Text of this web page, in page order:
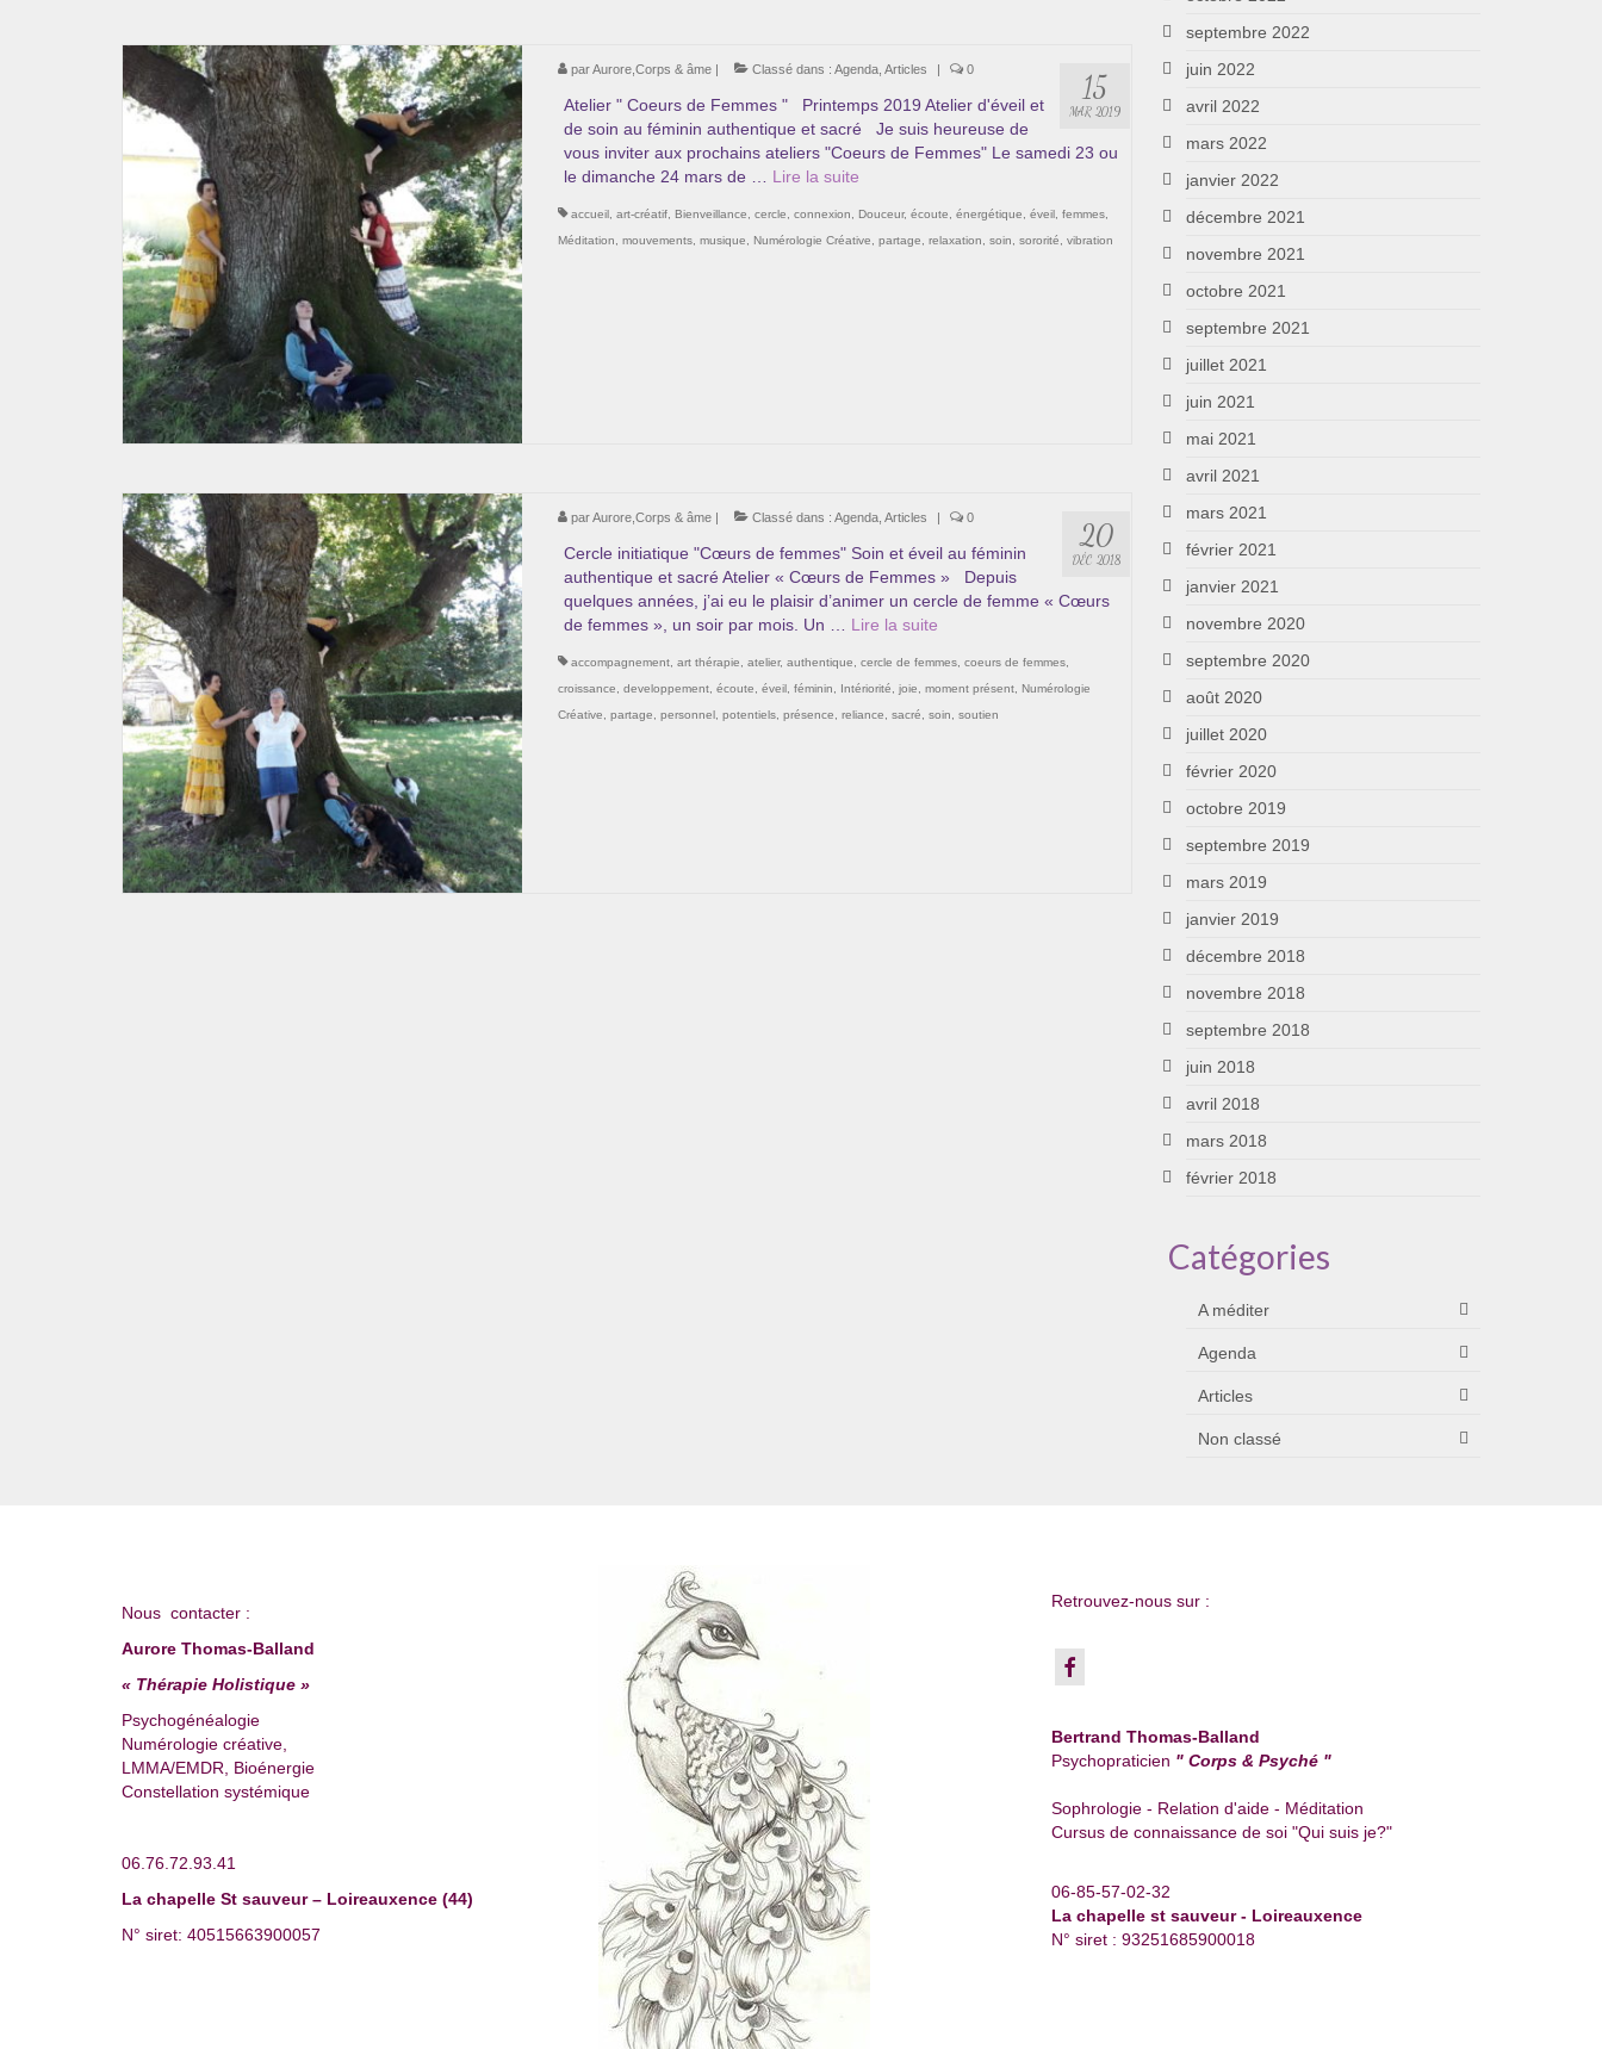
15
MAR 2019
parAurore,Corps & âme| Classé dans : Agenda, Articles | 0
Atelier " Coeurs de Femmes " Printemps 2019 Atelier d'éveil et
de soin au féminin authentique et sacré Je suis heureuse de
vous inviter aux prochains ateliers "Coeurs de Femmes" Le samedi 23 ou
le dimanche 24 mars de … Lire la suite­­
accueil, art-créatif, Bienveillance cercle connexion Douceur, écoute énergétique éveil, femmes,
Méditation
mouvements, musique Numérologie Créative partage relaxation soin sororité vibration
20
DÉC 2018
parAurore,Corps & âme| Classé dans : Agenda, Articles 0
Cercle initiatique "Cœurs de femmes" Soin et éveil au féminin
authentique et sacré Atelier « Cœurs de Femmes » Depuis
quelques années, j’ai eu le plaisir d’animer un cercle de femme « Cœurs
de femmes », un soir par mois. Un … Lire la suite­­
accompagnement, art thérapie, atelier, authentique, cercle de femmes, coeurs de femmes,
croissance, developpement, écoute, éveil, féminin, Intériorité, joie, moment présent, Numérologie
Créative, partage, personnel, potentiels, présence, reliance, sacré, soin, soutien
septembre 2022
juin 2022
avril 2022
mars 2022
janvier 2022
décembre 2021
novembre 2021
octobre 2021
septembre 2021
juillet 2021
juin 2021
mai 2021
avril 2021
mars 2021
février 2021
janvier 2021
novembre 2020
septembre 2020
août 2020
juillet 2020
février 2020
octobre 2019
septembre 2019
mars 2019
janvier 2019
décembre 2018
novembre 2018
septembre 2018
juin 2018
avril 2018
mars 2018
février 2018
Catégories
A méditer
Agenda
Articles
Non classé
Nous contacter :
Aurore Thomas-Balland
« Thérapie Holistique »
Psychogénéalogie
Numérologie créative,
LMMA/EMDR, Bioénergie
Constellation systémique
06.76.72.93.41
La chapelle St sauveur – Loireauxence (44)
N° siret: 40515663900057
Retrouvez-nous sur :
Bertrand Thomas-Balland
Psychopraticien " Corps & Psyché "
Sophrologie - Relation d'aide - Méditation
Cursus de connaissance de soi "Qui suis je?"
06-85-57-02-32
La chapelle st sauveur - Loireauxence
N° siret : 93251685900018